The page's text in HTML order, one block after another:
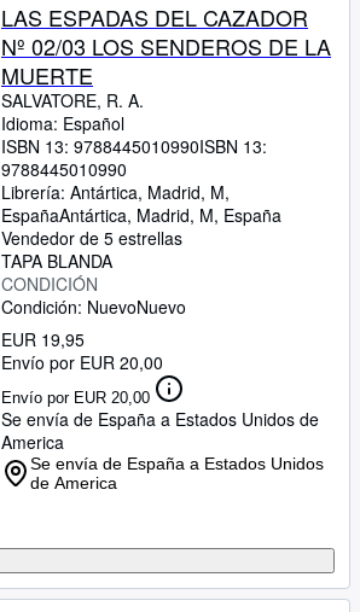
LAS ESPADAS DEL CAZADOR
Nº 02/03 LOS SENDEROS DE LA
MUERTE
SALVATORE, R. A.
Idioma: Español
ISBN 13: 9788445010990ISBN 13:
9788445010990
Librería: Antártica, Madrid, M,
EspañaAntártica, Madrid, M, España
Vendedor de 5 estrellas
TAPA BLANDA
CONDICIÓN
Condición: NuevoNuevo
EUR 19,95
Envío por EUR 20,00
Envío por EUR 20,00
Se envía de España a Estados Unidos de
America
Se envía de España a Estados Unidos
de America